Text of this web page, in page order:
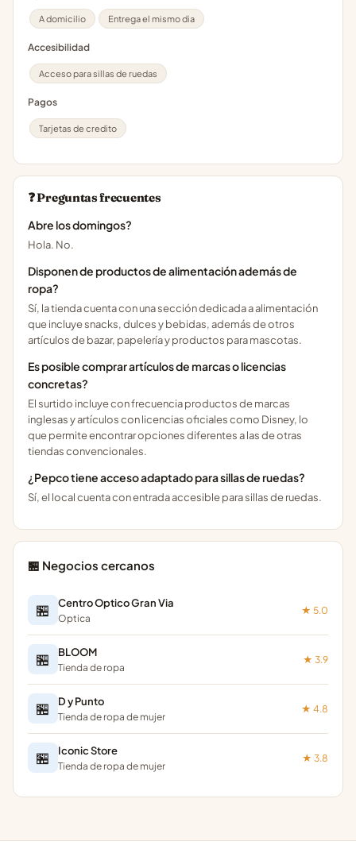
A domicilio Entrega el mismo dia
Accesibilidad
Acceso para sillas de ruedas
Pagos
Tarjetas de credito
❓ Preguntas frecuentes
Abre los domingos?
Hola. No.
Disponen de productos de alimentación además de
ropa?
Sí, la tienda cuenta con una sección dedicada a alimentación
que incluye snacks, dulces y bebidas, además de otros
artículos de bazar, papelería y productos para mascotas.
Es posible comprar artículos de marcas o licencias
concretas?
El surtido incluye con frecuencia productos de marcas
inglesas y artículos con licencias oficiales como Disney, lo
que permite encontrar opciones diferentes a las de otras
tiendas convencionales.
¿Pepco tiene acceso adaptado para sillas de ruedas?
Sí, el local cuenta con entrada accesible para sillas de ruedas.
🏪 Negocios cercanos
🏪 Centro Optico Gran Via
Optica
★ 5.0
🏪 BLOOM
Tienda de ropa
★ 3.9
🏪 D y Punto
Tienda de ropa de mujer
★ 4.8
🏪 Iconic Store
Tienda de ropa de mujer
★ 3.8